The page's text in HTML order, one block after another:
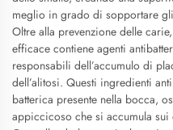
meglio in grado di sopportare
Oltre alla prevenzione delle
efficace contiene agenti
responsabili dell’accumulo di
dell’alitosi. Questi ingredienti
batterica presente nella bocca,
appiccicoso che si accumula